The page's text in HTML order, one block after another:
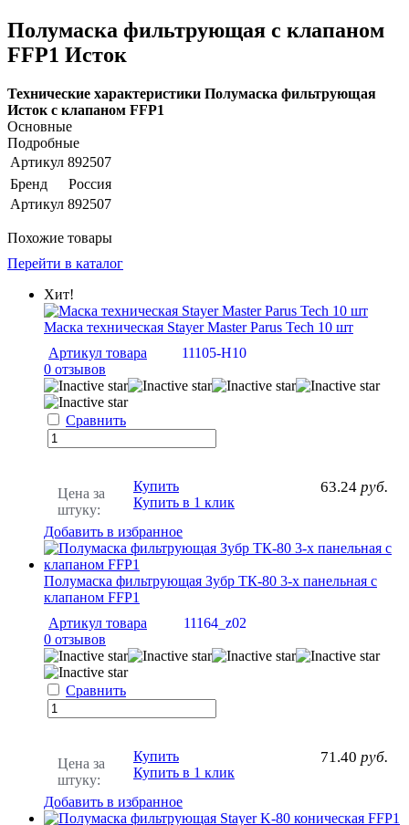
Полумаска фильтрующая с клапаном
FFP1 Исток
Технические характеристики Полумаска фильтрующая
Исток с клапаном FFP1
Основные
Подробные
Артикул 892507
Бренд
Россия
Артикул 892507
Похожие товары
Перейти в каталог
Хит!
Маска техническая Stayer Master Parus Tech 10 шт
Артикул товара
11105-H10
0 отзывов
Сравнить
Цена за
штуку:
63.24 руб.
Купить
Купить в 1 клик
Добавить в избранное
Полумаска фильтрующая Зубр ТК-80 3-х панельная с
клапаном FFP1
Артикул товара
11164_z02
0 отзывов
Сравнить
Цена за
штуку:
71.40 руб.
Купить
Купить в 1 клик
Добавить в избранное